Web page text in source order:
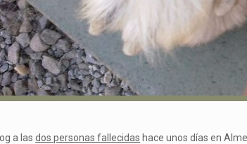
a lasdos personas fallecidas hace unos días en